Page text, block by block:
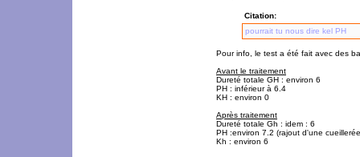
Citation:
pourrait tu nous dire kel PH
Pour info, le test a été fait avec des
Avant le traitement
Dureté totale GH : environ 6
PH : inférieur à 6.4
KH : environ 0
Après traitement
Dureté totale Gh : idem : 6
PH :environ 7.2 (rajout d'une
Kh : environ 6